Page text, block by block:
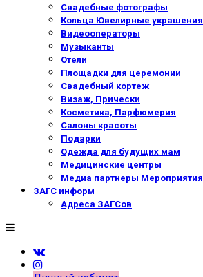
Свадебные фотографы
Кольца Ювелирные украшения
Видеооператоры
Музыканты
Отели
Площадки для церемонии
Свадебный кортеж
Визаж, Прически
Косметика, Парфюмерия
Салоны красоты
Подарки
Одежда для будущих мам
Медицинские центры
Медиа партнеры Мероприятия
ЗАГС информ
Адреса ЗАГСов